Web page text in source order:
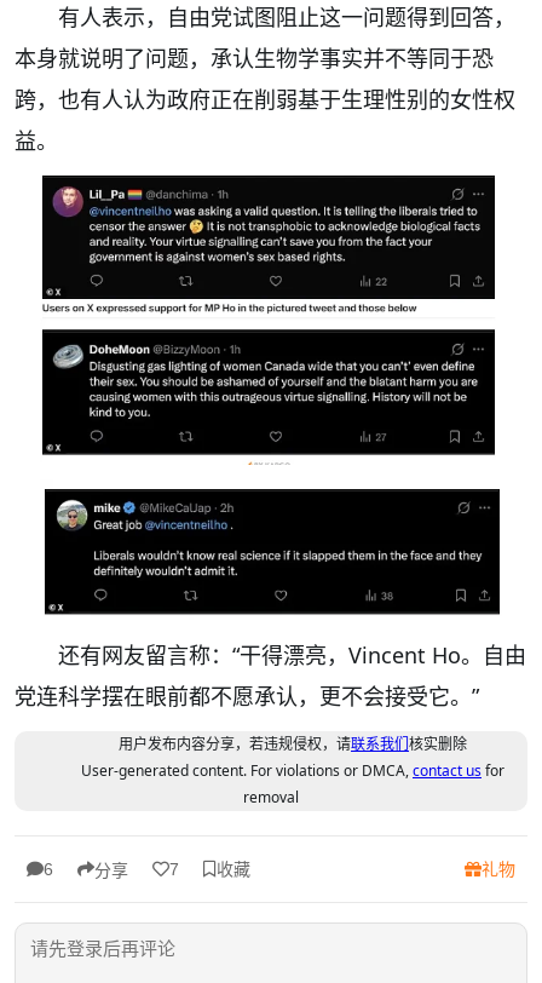
有人表示，自由党试图阻止这一问题得到回答，
本身就说明了问题，承认生物学事实并不等同于恐
跨，也有人认为政府正在削弱基于生理性别的女性权
益。
还有网友留言称：“干得漂亮，Vincent Ho。自由
党连科学摆在眼前都不愿承认，更不会接受它。”
用户发布内容分享，若违规侵权，请联系我们核实删除
User-generated content. For violations or DMCA,contact usfor
removal
6 分享 7 收藏 礼物